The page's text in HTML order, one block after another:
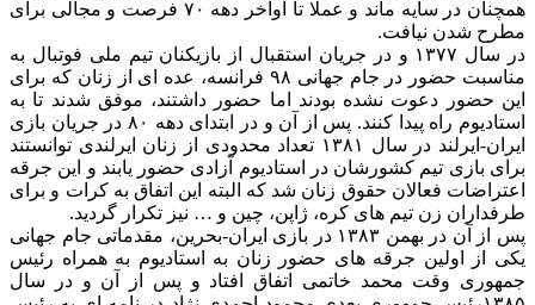
همچنان در سایه ماند و عملا تا اواخر دهه ۷۰ فرصت و مجالی برای
مطرح شدن نیافت.
در سال ۱۳۷۷ و در جریان استقبال از بازیکنان تیم ملی فوتبال به
مناسبت حضور در جام جهانی ۹۸ فرانسه، عده ای از زنان که برای
این حضور دعوت نشده بودند اما حضور داشتند، موفق شدند تا به
استادیوم راه پیدا کنند. پس از آن و در ابتدای دهه ۸۰ در جریان بازی
ایران-ایرلند در سال ۱۳۸۱ تعداد محدودی از زنان ایرلندی توانستند
برای بازی تیم کشورشان در استادیوم آزادی حضور یابند و این جرقه
اعتراضات فعالان حقوق زنان شد که البته این اتفاق به کرات و برای
طرفداران زن تیم های کره، ژاپن، چین و … نیز تکرار گردید.
پس از آن در بهمن ۱۳۸۳ در بازی ایران-بحرین، مقدماتی جام جهانی
یکی از اولین جرقه های حضور زنان به استادیوم به همراه رئیس
جمهوری وقت محمد خاتمی اتفاق افتاد و پس از آن و در سال